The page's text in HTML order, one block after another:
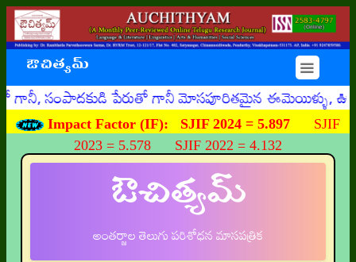
ఔచిత్యమ్ ☰
పేరుతో గానీ మోసపూరితమైన ఈమెయిళ్ళు, ఊహించని
Impact Factor (IF): SJIF 2024 = 5.897 SJIF
2023 = 5.578 SJIF 2022 = 4.132
ఔచిత్యమ్
అంతర్జాల తెలుగు పరిశోధన మాసపత్రిక